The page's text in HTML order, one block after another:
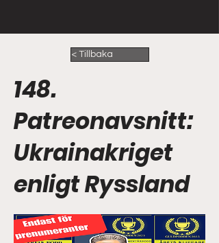
< Tillbaka
148.
Patreonavsnitt:
Ukrainakriget
enligt Ryssland